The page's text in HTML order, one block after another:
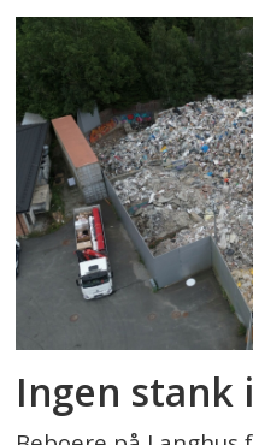
Ingen stank